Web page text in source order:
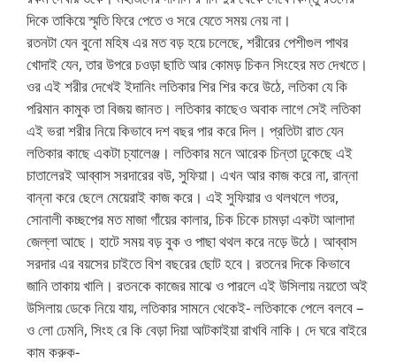
দিকে তাকিয়ে স্মৃতি ফিরে পেতে ও সরে যেতে সময় নেয় না।
রতনটা যেন বুনো মহিষ এর মত বড় হয়ে চলেছে, শরীরের পেশীগুল পাথর
খোদাই যেন, তার উপরে চওড়া ছাতি আর কোমড় চিকন সিংহের মত দেখতে।
ওর এই শরীর দেখেই ইদানিং লতিকার শির শির করে উঠে, লতিকা যে কি
পরিমান কামুক তা বিজয় জানত। লতিকার কাছেও অবাক লাগে সেই লতিকা
এই ভরা শরীর নিয়ে কিভাবে দশ বছর পার করে দিল। প্রতিটা রাত যেন
লতিকার কাছে একটা চ্যালেঞ্জ। লতিকার মনে আরেক চিন্তা ঢুকেছে এই
চাতালেরই আব্বাস সরদারের বউ, সুফিয়া। এখন আর কাজ করে না, রান্না
বান্না করে ছেলে মেয়েরাই কাজ করে। এই সুফিয়ার ও থলথলে গতর,
সোনালী কচ্ছপের মত মাজা গাঁয়ের কালার, চিক চিকে চামড়া একটা আলাদা
জেল্লা আছে। হাটে সময় বড় বুক ও পাছা থথল করে নড়ে উঠে। আব্বাস
সরদার এর বয়সের চাইতে বিশ বছরের ছোট হবে। রতনের দিকে কিভাবে
জানি তাকায় খালি। রতনকে কাজের মাঝে ও পারলে এই উসিলায় নয়তো অই
উসিলায় ডেকে নিয়ে যায়, লতিকার সামনে থেকেই- লতিকাকে পেলে বলবে –
ও লো ঢেমনি, সিংহ রে কি বেড়া দিয়া আটকাইয়া রাখবি নাকি। দে ঘরে বাইরে
কাম করুক-